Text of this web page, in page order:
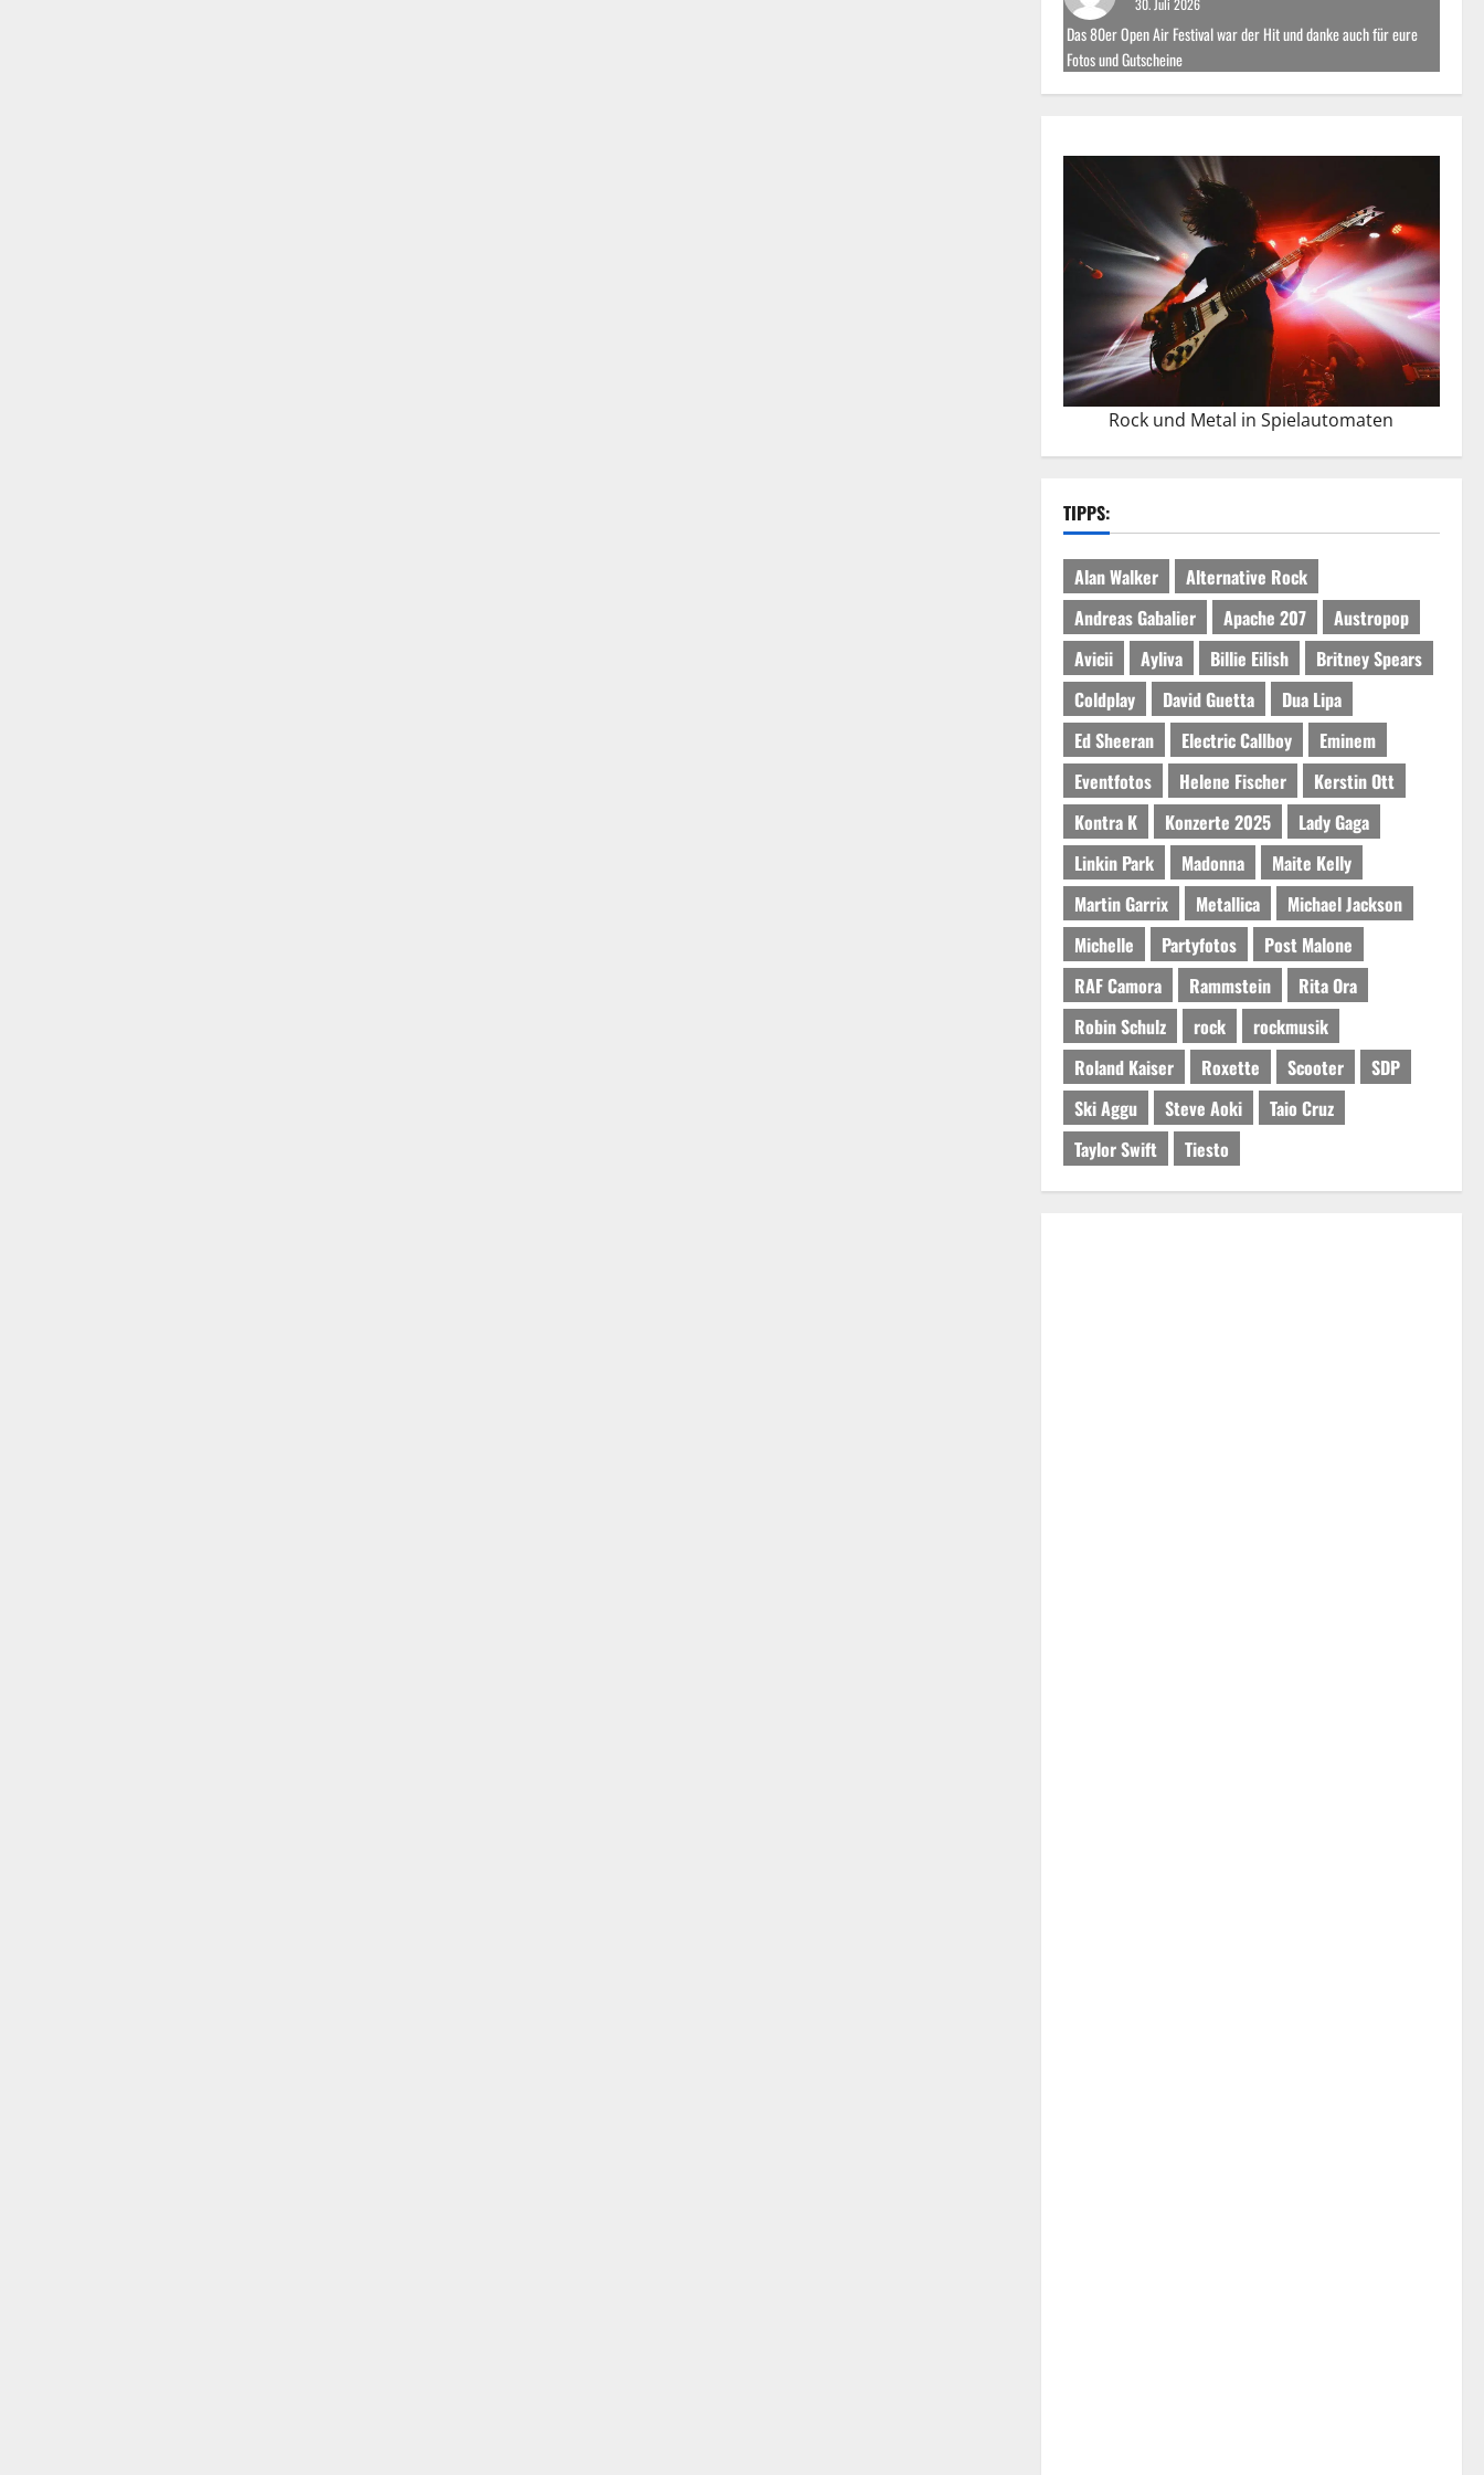
30. Juli 2026
Das 80er Open Air Festival war der Hit und danke auch für eure
Fotos und Gutscheine
Rock und Metal in Spielautomaten
TIPPS:
Alan Walker
Alternative Rock
Andreas Gabalier
Apache 207
Austropop
Avicii
Ayliva Billie Eilish
Britney Spears
Coldplay
David Guetta
Dua Lipa
Ed Sheeran
Electric Callboy
Eminem
Eventfotos
Helene Fischer
Kerstin Ott
Kontra K
Konzerte 2025
Lady Gaga
Linkin Park
Madonna
Maite Kelly
Martin Garrix
Metallica
Michael Jackson
Michelle
Partyfotos
Post Malone
RAF Camora
Rammstein
Rita Ora
Robin Schulz
rock
rockmusik
Roland Kaiser
Roxette Scooter
SDP
Ski Aggu
Steve Aoki
Taio Cruz
Taylor Swift
Tiesto